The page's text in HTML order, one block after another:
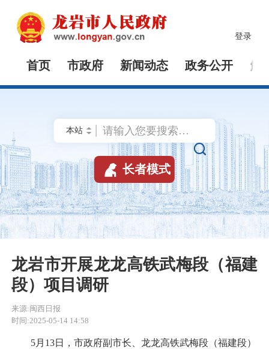
登录
首页 市政府 新闻动态 政务公开 解

 长者模式
龙岩市开展龙龙高铁武梅段（福建
段）项目调研
来源:闽西日报
时间:2025-05-14 14:58
5月13日，市政府副市长、龙龙高铁武梅段（福建段）